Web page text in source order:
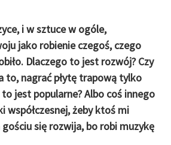
i w sztuce w ogóle,
jako robienie czegoś, czego
Dlaczego to jest rozwój? Czy
to, nagrać płytę trapową tylko
jest popularne? Albo coś innego
współczesnej, żeby ktoś mi
gościu się rozwija, bo robi muzykę